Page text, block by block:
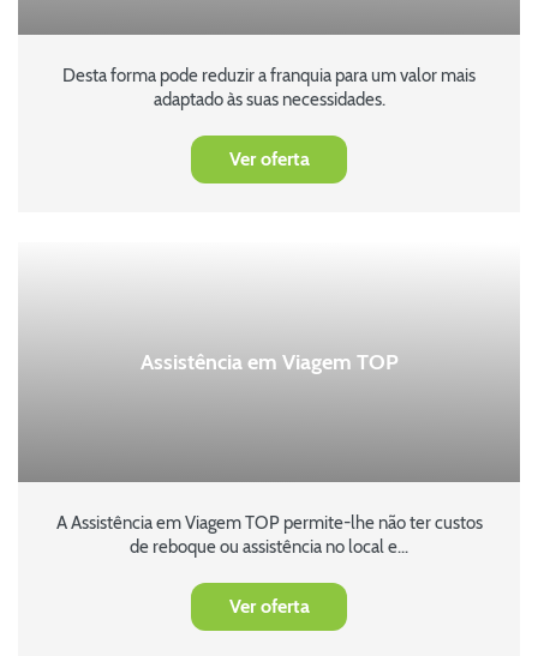
Desta forma pode reduzir a franquia para um valor mais
adaptado às suas necessidades.
Ver oferta
Assistência em Viagem TOP
A Assistência em Viagem TOP permite-lhe não ter custos
de reboque ou assistência no local e...
Ver oferta